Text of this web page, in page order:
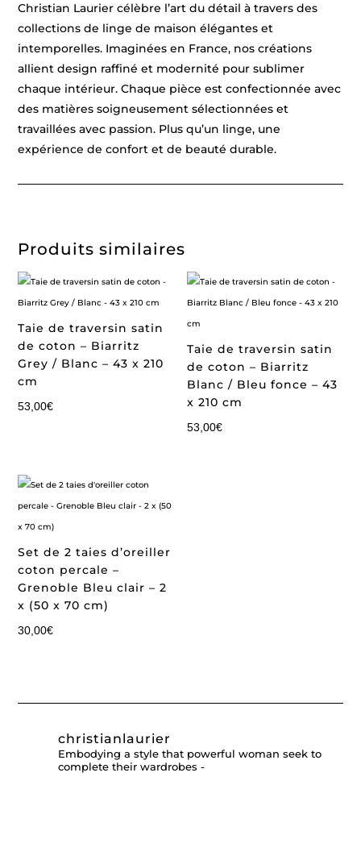
Christian Laurier célèbre l’art du détail à travers des
collections de linge de maison élégantes et
intemporelles. Imaginées en France, nos créations
allient design raffiné et modernité pour sublimer
chaque intérieur. Chaque pièce est confectionnée avec
des matières soigneusement sélectionnées et
travaillées avec passion. Plus qu’un linge, une
expérience de confort et de beauté durable.
Produits similaires
Taie de traversin satin
de coton – Biarritz
Grey / Blanc – 43 x 210
cm
53,00€
Taie de traversin satin
de coton – Biarritz
Blanc / Bleu fonce – 43
x 210 cm
53,00€
Set de 2 taies d’oreiller
coton percale –
Grenoble Bleu clair – 2
x (50 x 70 cm)
30,00€
christianlaurier
Embodying a style that powerful woman seek to
complete their wardrobes -